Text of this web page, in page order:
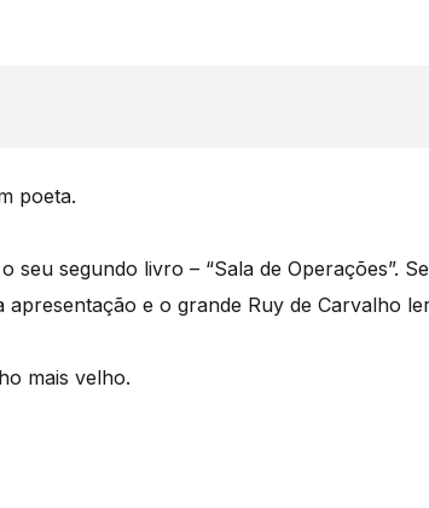
poeta.
seu segundo livro – “Sala de Operações”.
apresentação e o grande Ruy de Carvalho
mais velho.